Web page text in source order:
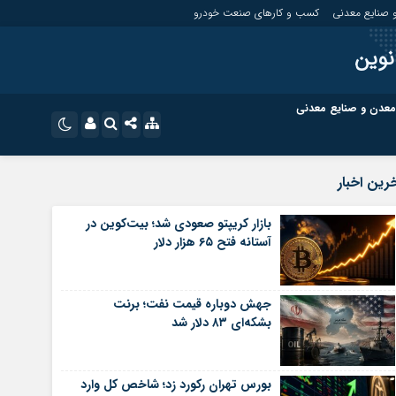
معدنی
کسب و کارهای صنعت خودرو
و صنایع معدنی
سروش
آپارات
رمز عبور
مرا به خاطر بسپار
صنعت خودرو کسب و کارهای گردشگری و هنر
گردشگری و هنر
اخبار
بازار کریپتو صعودی شد؛ بیت‌کوین در
آستانه فتح ۶۵ هزار دلار
جهش دوباره قیمت نفت؛ برنت
بشکه‌ای ۸۳ دلار شد
بورس تهران رکورد زد؛ شاخص کل وارد